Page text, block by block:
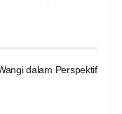
dalam Perspektif